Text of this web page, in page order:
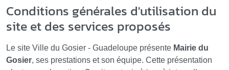
Conditions générales d'utilisation du
site et des services proposés
Le site Ville du Gosier - Guadeloupe présente Mairie du
Gosier, ses prestations et son équipe. Cette présentation